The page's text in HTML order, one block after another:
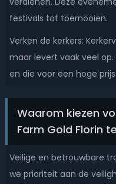
festivals tot toernooien.
Verken de kerkers:
maar levert vaak veel
en die voor een hoge
Waarom kiezen
Farm Gold Florin
Veilige en betrouwbare
we prioriteit aan de